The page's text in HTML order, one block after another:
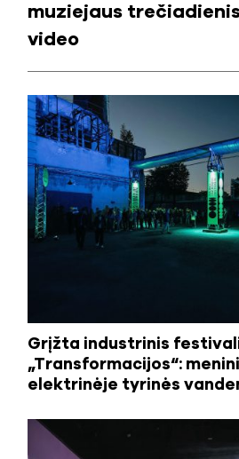
Grįžta industrinis
„Transformacijos“:
elektrinėje tyrinės
muziejaus
video